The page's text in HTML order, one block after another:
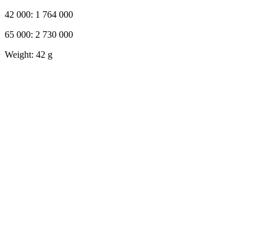
42 000: 1 764 000
65 000: 2 730 000
Weight: 42 g